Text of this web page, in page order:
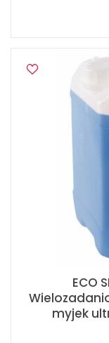
ECO
myjek